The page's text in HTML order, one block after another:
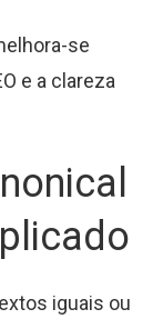
se
e a clareza
iguais ou